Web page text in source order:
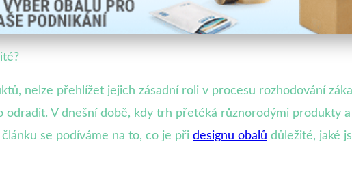
nelze přehlížet jejich zásadní roli v procesu rozhodování
odradit. V dnešní době, kdy trh přetéká různorodými produkty
se podíváme na to, co je při designu obalů důležité, jaké